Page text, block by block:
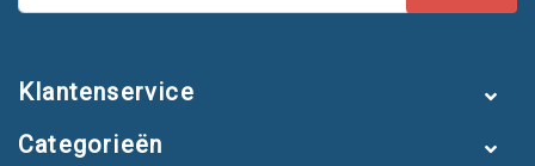
Klantenservice
Categorieën